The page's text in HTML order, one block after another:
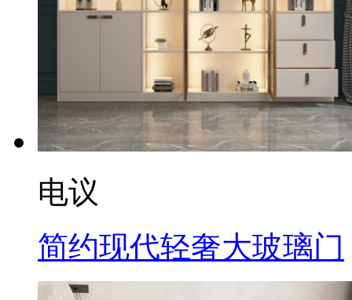
电议
简约现代轻奢大玻璃门